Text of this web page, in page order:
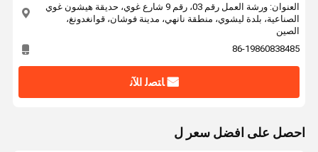
العنوان: ورشة العمل رقم 03، رقم 9 شارع غوي، حديقة هيشون غوي
الصناعية، بلدة ليشوي، منطقة نانهي، مدينة فوشان، قوانغدونغ،
الصين
86-19860838485
ﺎﺘﺼﻟ ﺍﻶﻧ
احصل على افضل سعر ل